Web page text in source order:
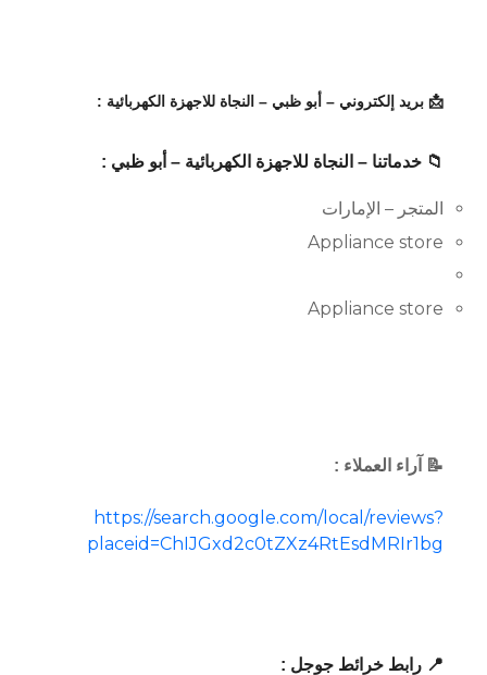
📩 بريد إلكتروني – أبو ظبي – النجاة للاجهزة الكهربائية :
📁 خدماتنا – النجاة للاجهزة الكهربائية – أبو ظبي :
المتجر – الإمارات
Appliance store
Appliance store
📝 آراء العملاء :
https://search.google.com/local/reviews?
placeid=ChIJGxd2c0tZXz4RtEsdMRIr1bg
📍 رابط خرائط جوجل :